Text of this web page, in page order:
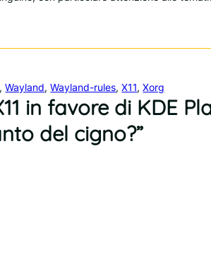
, Wayland, Wayland-rules, X11, Xorg
in favore di KDE
del cigno?”